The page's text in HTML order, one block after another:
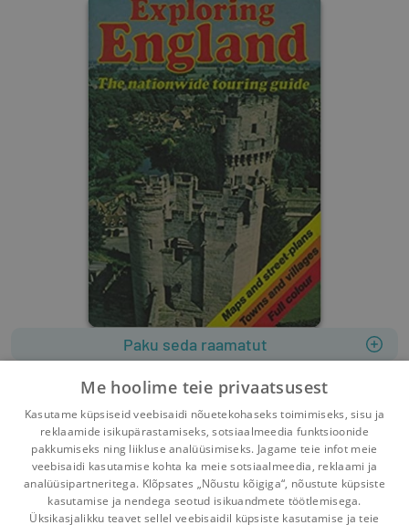
Paku seda raamatut
Soovinimekirja
Keel: inglise
Pealehele Ostukorv Sõnumid Teated Konto
Me hoolime teie privaatsusest
Kasutame küpsiseid veebisaidi nõuetekohaseks toimimiseks, sisu ja
reklaamide isikupärastamiseks, sotsiaalmeedia funktsioonide
pakkumiseks ning liikluse analüüsimiseks. Jagame teie infot meie
veebisaidi kasutamise kohta ka meie sotsiaalmeedia, reklaami ja
analüüsipartneritega. Klõpsates „Nõustu kõigiga“, nõustute küpsiste
kasutamise ja nendega seotud isikuandmete töötlemisega.
Üksikasjalikku teavet sellel veebisaidil küpsiste kasutamise ja teie